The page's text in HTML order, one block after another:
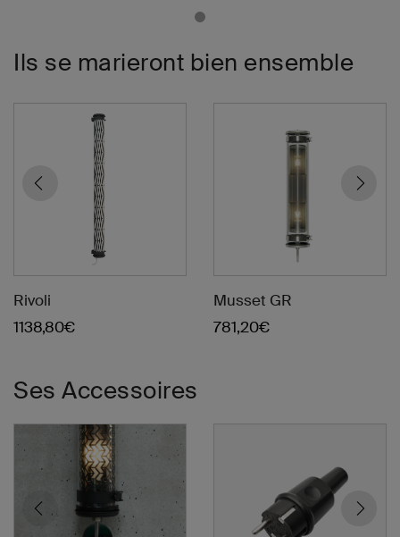
Ils se marieront bien ensemble
Rivoli
1138,80€
Musset GR
781,20€
Ses Accessoires
Kit de sortie murale – Coal